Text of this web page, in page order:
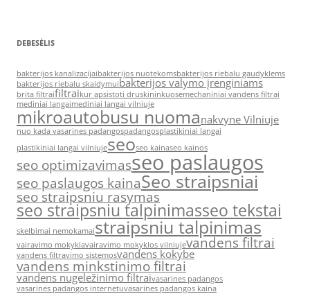
DEBESĖLIS
bakterijos kanalizacijaibakterijos nuotekomsbakterijos riebalu gaudyklems
bakterijos riebalu skaidymuibakterijos valymo įrenginiams
brita filtraifiltraikur apsistoti druskininkuosemechaniniai vandens filtrai
mediniai langaimediniai langai vilniuje
mikroautobusu nuomanakvyne Vilniuje
nuo kada vasarines padangospadangosplastikiniai langai
plastikiniai langai vilniujeseoseo kainaseo kainos
seo optimizavimasseo paslaugos
seo paslaugos kainaSeo straipsniai
seo straipsniu rasymas
seo straipsniu talpinimasseo tekstai
skelbimai nemokamaistraipsniu talpinimas
vairavimo mokyklavairavimo mokyklos vilniujevandens filtrai
vandens filtravimo sistemosvandens kokybe
vandens minkstinimo filtrai
vandens nugeležinimo filtraivasarines padangos
vasarines padangos internetuvasarines padangos kaina